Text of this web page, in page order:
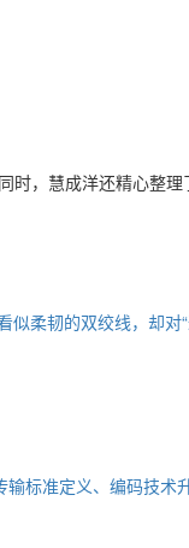
时，慧成洋还精心整理
似柔韧的双绞线，却
标准定义、编码技术